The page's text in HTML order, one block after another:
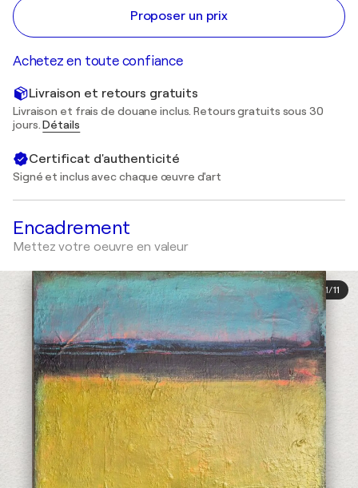
Proposer un prix
Achetez en toute confiance
Livraison et retours gratuits
Livraison et frais de douane inclus. Retours gratuits sous 30
jours.Détails
Certificat d'authenticité
Signé et inclus avec chaque œuvre d'art
Encadrement
Mettez votre oeuvre en valeur
1/11